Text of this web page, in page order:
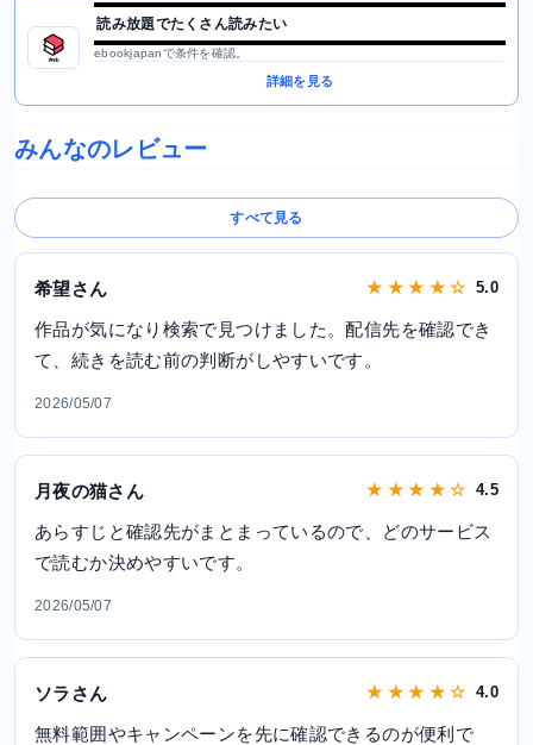
読み放題でたくさん読みたい
ebookjapanで条件を確認。
詳細を見る
みんなのレビュー
すべて見る
希望さん ★ ★ ★ ★ ☆ 5.0
作品が気になり検索で見つけました。配信先を確認でき
て、続きを読む前の判断がしやすいです。
2026/05/07
月夜の猫さん ★ ★ ★ ★ ☆ 4.5
あらすじと確認先がまとまっているので、どのサービス
で読むか決めやすいです。
2026/05/07
ソラさん ★ ★ ★ ★ ☆ 4.0
無料範囲やキャンペーンを先に確認できるのが便利で